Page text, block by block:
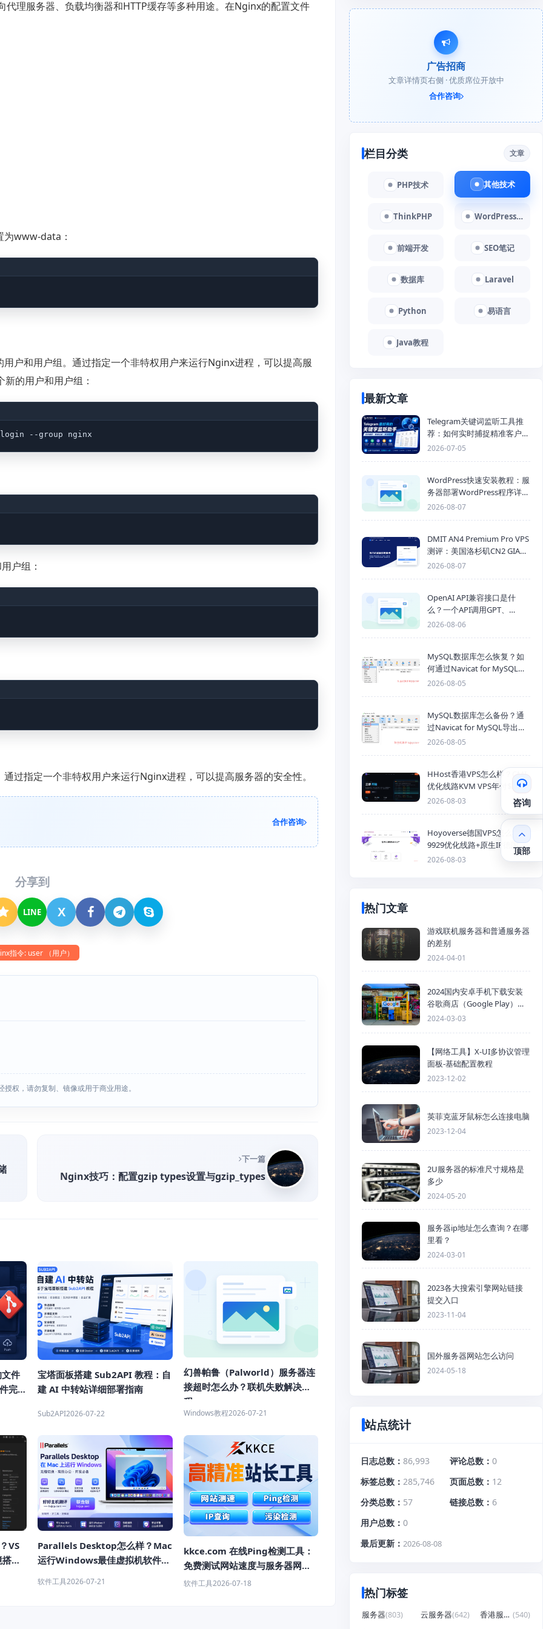
理服务器、负载均衡器和HTTP缓存等多种用途。在Nginx的配置文件
www-data：
户和用户组。通过指定一个非特权用户来运行Nginx进程，可以提高服
的用户和用户组：
户组：
过指定一个非特权用户来运行Nginx进程，可以提高服务器的安全性。
合作咨询
分享到
LINE X
指令: user （用户）
权，请勿复制、镜像或用于商业用途。
下一篇
Nginx技巧：配置gzip types设置与gzip_types
件
完整
宝塔面板搭建 Sub2API 教程：自
建 AI 中转站详细部署指南
Sub2API2026-07-22
幻兽帕鲁（Palworld）服务器连
接超时怎么办？联机失败解决教
程
Windows教程2026-07-21
VS
建
Parallels Desktop怎么样？Mac
运行Windows最佳虚拟机软件推
软件工具2026-07-21
kkce.com 在线Ping检测工具：
免费测试网站速度与服务器网络
延迟
软件工具2026-07-18
广告招商
文章详情页右侧 · 优质席位开放中
合作咨询
栏目分类 文章
PHP技术 其他技术
ThinkPHP WordPress教程
前端开发 SEO笔记
数据库 Laravel
Python 易语言
Java教程
最新文章
Telegram关键词监听工具推
荐：如何实时捕捉精准客户，
提高获客效率？
2026-07-05
WordPress快速安装教程：服
务器部署WordPress程序详细
步骤
2026-08-07
DMIT AN4 Premium Pro VPS
测评：美国洛杉矶CN2 GIA三
网优化线路性能测试
2026-08-07
OpenAI API兼容接口是什
么？一个API调用GPT、
Claude、Gemini、DeepSeek
2026-08-06
MySQL数据库怎么恢复？如
何通过Navicat for MySQL导
入SQL备份文件
2026-08-05
MySQL数据库怎么备份？通
过Navicat for MySQL导出
Mysql数据库为SQL格式备份
2026-08-05
HHost香港VPS怎么样？CMI
优化线路KVM VPS年付$25
起，4GB内存优惠套餐
2026-08-03
Hoyoverse德国VPS怎么样？
9929优化线路+原生IP德国
KVM VPS推荐
2026-08-03
热门文章
游戏联机服务器和普通服务器
的差别
2024-04-01
2024国内安卓手机下载安装
谷歌商店（Google Play）详
细步骤
2024-03-03
【网络工具】X-UI多协议管理
面板-基础配置教程
2023-12-02
英菲克蓝牙鼠标怎么连接电脑
2023-12-04
2U服务器的标准尺寸规格是
多少
2024-05-20
服务器ip地址怎么查询？在哪
里看？
2024-03-01
2023各大搜索引擎网站链接
提交入口
2023-11-04
国外服务器网站怎么访问
2024-05-18
站点统计
日志总数 86,993 评论总数
0
标签总数
285,746 页面总数
12
分类总数
57 链接总数
6
用户总数
0
最后更新
2026-08-08
热门标签
服务器(803) 云服务器(642) 香港服务器 (540)
咨询
顶部